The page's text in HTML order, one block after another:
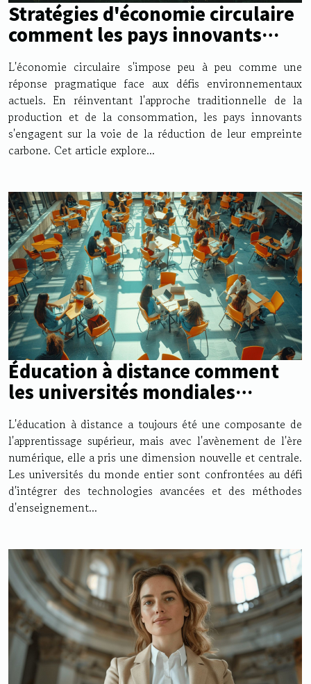
Stratégies d'économie circulaire
comment les pays innovants
réduisent leur empreinte
carbone
L'économie circulaire s'impose peu à peu comme une
réponse pragmatique face aux défis environnementaux
actuels. En réinventant l'approche traditionnelle de la
production et de la consommation, les pays innovants
s'engagent sur la voie de la réduction de leur empreinte
carbone. Cet article explore...
Éducation à distance comment
les universités mondiales
numérique
L'éducation à distance a toujours été une composante de
l'apprentissage supérieur, mais avec l'avènement de l'ère
numérique, elle a pris une dimension nouvelle et centrale.
Les universités du monde entier sont confrontées au défi
d'intégrer des technologies avancées et des méthodes
d'enseignement...